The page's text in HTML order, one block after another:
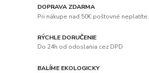
DOPRAVA ZDARMA
Pri nákupe nad 50€ poštovné neplatíte.
RÝCHLE DORUČENIE
Do 24h od odoslania cez DPD
BALÍME EKOLOGICKY